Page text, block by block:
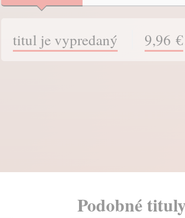
titul je vypredaný 9,96 €
Podobné